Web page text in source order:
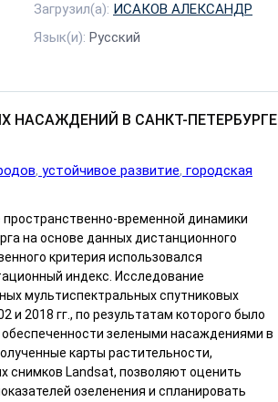
Загрузил(а): ИСАКОВ АЛЕКСАНДР
Язык(и): Русский
НАСАЖДЕНИЙ В САНКТ-ПЕТЕРБУРГЕ
устойчивое развитие городская
временной динамики
на основе данных дистанционного
критерия использовался
индекс. Исследование
мультиспектральных спутниковых
и 2018 гг., по результатам которого было
зелеными насаждениями в
карты растительности,
снимков Landsat, позволяют оценить
озеленения и спланировать